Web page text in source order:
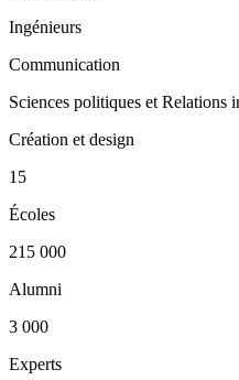
Ingénieurs
Communication
Sciences politiques et Relations
Création et design
15
Écoles
215 000
Alumni
3 000
Experts